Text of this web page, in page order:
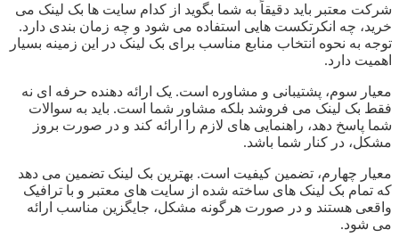
شرکت معتبر باید دقیقاً به شما بگوید از کدام سایت ها بک لینک می
خرید، چه انکرتکست هایی استفاده می شود و چه زمان بندی دارد.
توجه به نحوه انتخاب منابع مناسب برای بک لینک در این زمینه بسیار
اهمیت دارد.
معیار سوم، پشتیبانی و مشاوره است. یک ارائه دهنده حرفه ای نه
فقط بک لینک می فروشد بلکه مشاور شما است. باید به سوالات
شما پاسخ دهد، راهنمایی های لازم را ارائه کند و در صورت بروز
مشکل، در کنار شما باشد.
معیار چهارم، تضمین کیفیت است. بهترین بک لینک تضمین می دهد
که تمام بک لینک های ساخته شده از سایت های معتبر و با ترافیک
واقعی هستند و در صورت هرگونه مشکل، جایگزین مناسب ارائه
می شود.